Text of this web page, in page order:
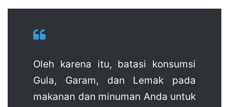
Oleh karena itu, batasi konsumsi
Gula, Garam, dan Lemak pada
makanan dan minuman Anda untuk